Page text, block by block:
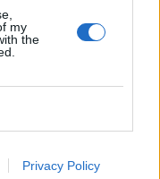
my
the
Privacy Policy